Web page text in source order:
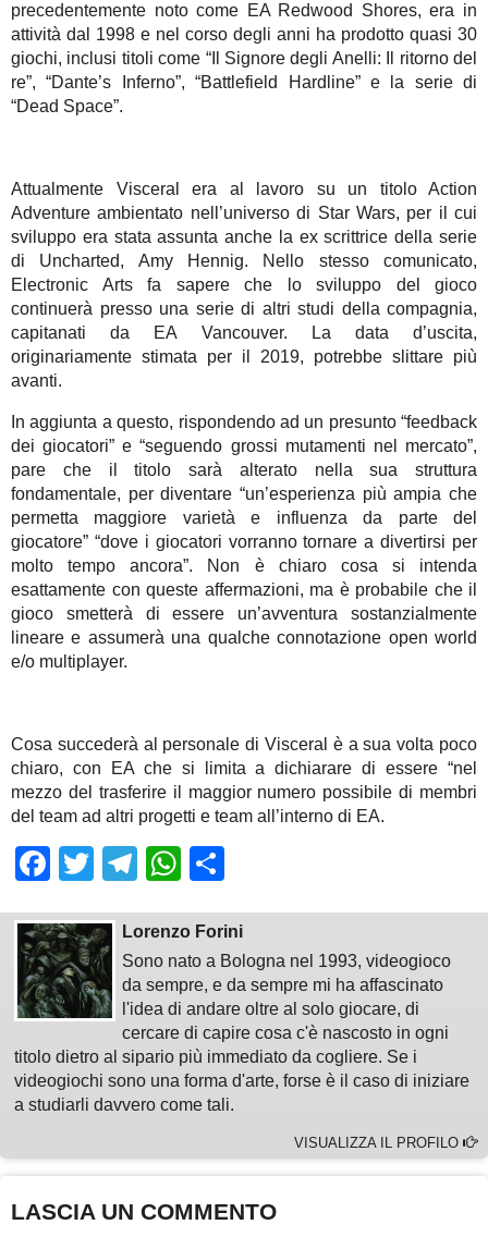
precedentemente noto come EA Redwood Shores, era in
attività dal 1998 e nel corso degli anni ha prodotto quasi 30
giochi, inclusi titoli come “Il Signore degli Anelli: Il ritorno del
re”, “Dante’s Inferno”, “Battlefield Hardline” e la serie di
“Dead Space”.
Attualmente Visceral era al lavoro su un titolo Action
Adventure ambientato nell’universo di Star Wars, per il cui
sviluppo era stata assunta anche la ex scrittrice della serie
di Uncharted, Amy Hennig. Nello stesso comunicato,
Electronic Arts fa sapere che lo sviluppo del gioco
continuerà presso una serie di altri studi della compagnia,
capitanati da EA Vancouver. La data d’uscita,
originariamente stimata per il 2019, potrebbe slittare più
avanti.
In aggiunta a questo, rispondendo ad un presunto “feedback
dei giocatori” e “seguendo grossi mutamenti nel mercato”,
pare che il titolo sarà alterato nella sua struttura
fondamentale, per diventare “un’esperienza più ampia che
permetta maggiore varietà e influenza da parte del
giocatore” “dove i giocatori vorranno tornare a divertirsi per
molto tempo ancora”. Non è chiaro cosa si intenda
esattamente con queste affermazioni, ma è probabile che il
gioco smetterà di essere un’avventura sostanzialmente
lineare e assumerà una qualche connotazione open world
e/o multiplayer.
Cosa succederà al personale di Visceral è a sua volta poco
chiaro, con EA che si limita a dichiarare di essere “nel
mezzo del trasferire il maggior numero possibile di membri
del team ad altri progetti e team all’interno di EA.
Facebook
TwitterTelegram
WhatsApp
Lorenzo Forini
Sono nato a Bologna nel 1993, videogioco
da sempre, e da sempre mi ha affascinato
l'idea di andare oltre al solo giocare, di
cercare di capire cosa c'è nascosto in ogni
titolo dietro al sipario più immediato da cogliere. Se i
videogiochi sono una forma d'arte, forse è il caso di iniziare
a studiarli davvero come tali.
VISUALIZZA IL PROFILO
LASCIA UN COMMENTO